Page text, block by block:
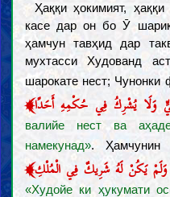
Ҳаққи ҳокимият,
касе дар он бо Ӯ
ҳамчун тавҳид дар
мухтасси Худованд
шарокате нест; Чунонки
وَلَا يُشْرِكُ فِي حُكْمِهِ أَحَدًا﴾
валийе нест ва
намекунад». Ҳамчунин
وَلَمْ يَكُنْ لَهُ شَرِيكٌ فِي الْمُلْكِ﴾
«Худойе ки ҳукумати